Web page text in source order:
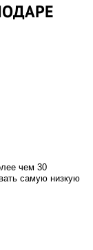
чем 30
самую низкую